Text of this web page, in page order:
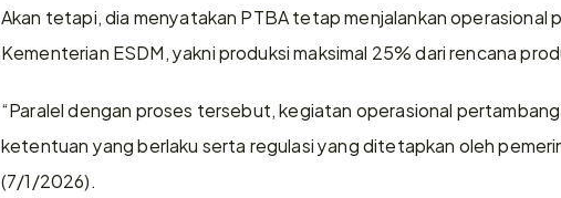
Akan tetapi, dia menyatakan PTBA tetap menjalankan
Kementerian ESDM, yakni produksi maksimal 25% dari rencana
“Paralel dengan proses tersebut, kegiatan operasional
ketentuan yang berlaku serta regulasi yang ditetapkan oleh
(7/1/2026).